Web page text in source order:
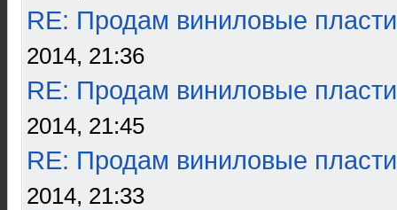
RE: Продам виниловые
2014, 21:36
RE: Продам виниловые
2014, 21:45
RE: Продам виниловые
2014, 21:33